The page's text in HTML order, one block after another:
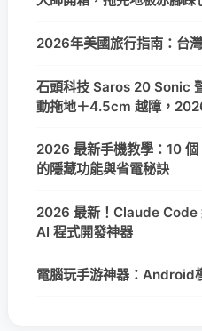
2026年美國旅行指南：台
石頭科技 Saros 20 Sonic
動拖地＋4.5cm 越障，
2026 最新手機教學：10
的隱藏功能與省電秘訣
2026 最新！Claude Code
AI 程式開發神器
電腦玩手游神器：Android